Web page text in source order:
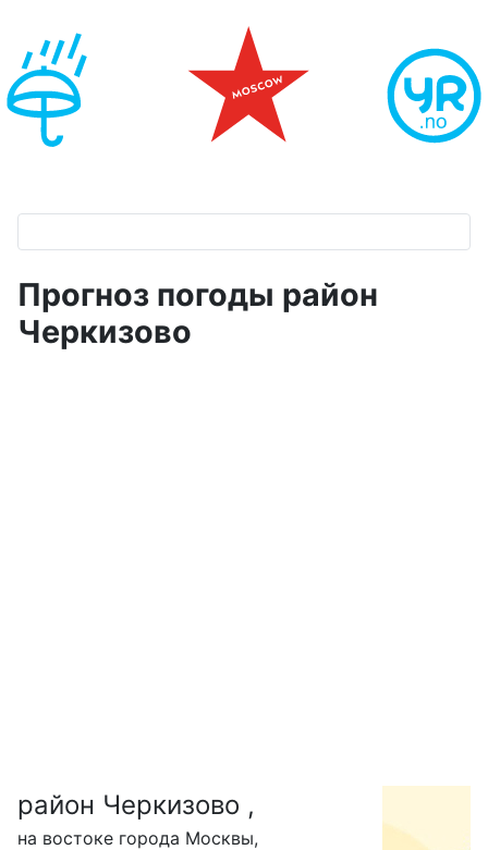
Прогноз погоды район
Черкизово
район Черкизово ,
на востоке города Москвы,